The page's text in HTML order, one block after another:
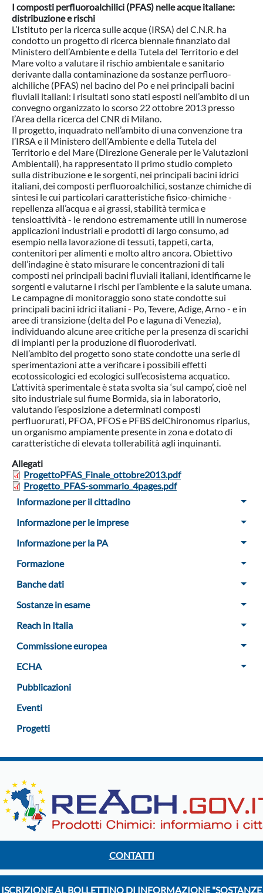
I composti perfluoroalchilici (PFAS) nelle acque italiane:
distribuzione e rischi
L’Istituto per la ricerca sulle acque (IRSA) del C.N.R. ha
condotto un progetto di ricerca biennale finanziato dal
Ministero dell’Ambiente e della Tutela del Territorio e del
Mare volto a valutare il rischio ambientale e sanitario
derivante dalla contaminazione da sostanze perfluoro-
alchiliche (PFAS) nel bacino del Po e nei principali bacini
fluviali italiani: i risultati sono stati esposti nell’ambito di un
convegno organizzato lo scorso 22 ottobre 2013 presso
l’Area della ricerca del CNR di Milano.
Il progetto, inquadrato nell’ambito di una convenzione tra
l’IRSA e il Ministero dell’Ambiente e della Tutela del
Territorio e del Mare (Direzione Generale per le Valutazioni
Ambientali), ha rappresentato il primo studio completo
sulla distribuzione e le sorgenti, nei principali bacini idrici
italiani, dei composti perfluoroalchilici, sostanze chimiche di
sintesi le cui particolari caratteristiche fisico-chimiche -
repellenza all’acqua e ai grassi, stabilità termica e
tensioattività - le rendono estremamente utili in numerose
applicazioni industriali e prodotti di largo consumo, ad
esempio nella lavorazione di tessuti, tappeti, carta,
contenitori per alimenti e molto altro ancora. Obiettivo
dell’indagine è stato misurare le concentrazioni di tali
composti nei principali bacini fluviali italiani, identificarne le
sorgenti e valutarne i rischi per l’ambiente e la salute umana.
Le campagne di monitoraggio sono state condotte sui
principali bacini idrici italiani - Po, Tevere, Adige, Arno - e in
aree di transizione (delta del Po e laguna di Venezia),
individuando alcune aree critiche per la presenza di scarichi
di impianti per la produzione di fluoroderivati.
Nell’ambito del progetto sono state condotte una serie di
sperimentazioni atte a verificare i possibili effetti
ecotossicologici ed ecologici sull’ecosistema acquatico.
L’attività sperimentale è stata svolta sia ‘sul campo’, cioè nel
sito industriale sul fiume Bormida, sia in laboratorio,
valutando l’esposizione a determinati composti
perfluorurati, PFOA, PFOS e PFBS delChironomus riparius,
un organismo ampiamente presente in zona e dotato di
caratteristiche di elevata tollerabilità agli inquinanti.
Allegati
ProgettoPFAS_Finale_ottobre2013.pdf
Progetto_PFAS-sommario_4pages.pdf
Menu Sidebar
Informazione per il cittadino
Informazione per le imprese
Informazione per la PA
Formazione
Banche dati
Sostanze in esame
Reach in Italia
Commissione europea
ECHA
Pubblicazioni
Eventi
Progetti
CONTATTI
ISCRIZIONE AL BOLLETTINO DI INFORMAZIONE "SOSTANZE